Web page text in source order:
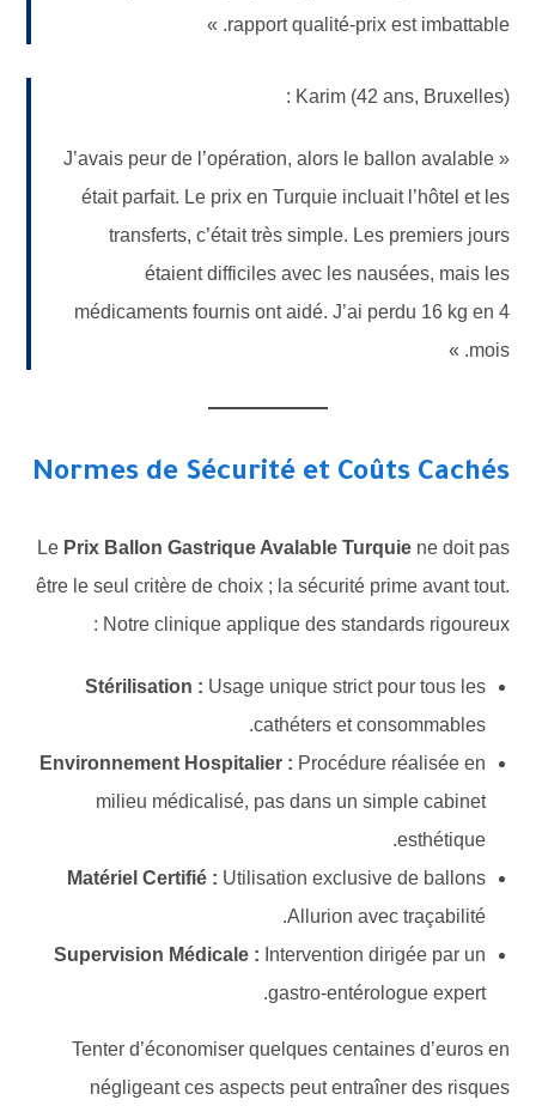
rapport qualité-prix est imbattable. »
Karim (42 ans, Bruxelles) :
« J’avais peur de l’opération, alors le ballon avalable
était parfait. Le prix en Turquie incluait l’hôtel et les
transferts, c’était très simple. Les premiers jours
étaient difficiles avec les nausées, mais les
médicaments fournis ont aidé. J’ai perdu 16 kg en 4
mois. »
Normes de Sécurité et Coûts Cachés
Le Prix Ballon Gastrique Avalable Turquiene doit pas
être le seul critère de choix ; la sécurité prime avant tout.
Notre clinique applique des standards rigoureux :
Stérilisation : Usage unique strict pour tous les
cathéters et consommables.
Environnement Hospitalier : Procédure réalisée en
milieu médicalisé, pas dans un simple cabinet
esthétique.
Matériel Certifié : Utilisation exclusive de ballons
Allurion avec traçabilité.
Supervision Médicale : Intervention dirigée par un
gastro-entérologue expert.
Tenter d’économiser quelques centaines d’euros en
négligeant ces aspects peut entraîner des risques